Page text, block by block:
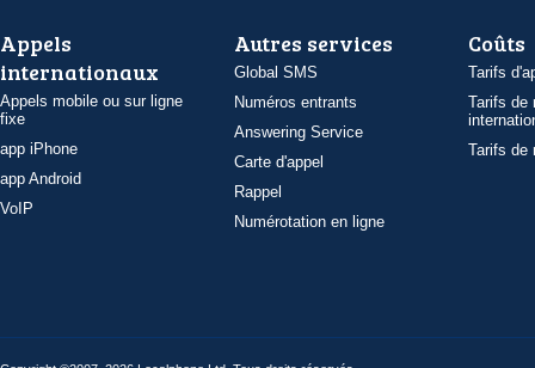
Appels
internationaux
Appels mobile ou sur ligne
fixe
app iPhone
app Android
VoIP
Autres services
Global SMS
Numéros entrants
Answering Service
Carte d'appel
Rappel
Numérotation en ligne
Coûts
Tarifs
Tarifs de
Tarifs de